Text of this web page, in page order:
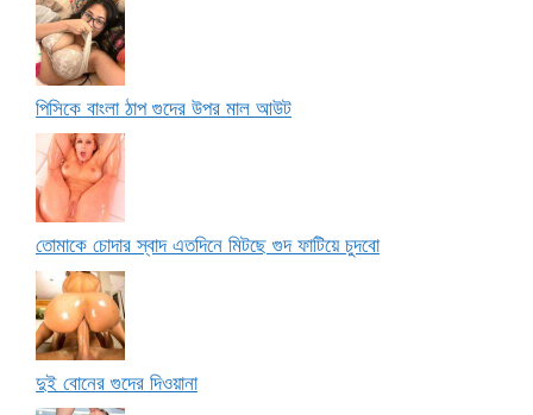
পিসিকে বাংলা ঠাপ গুদের উপর মাল আউট
তোমাকে চোদার স্বাদ এতদিনে মিটছে গুদ ফাটিয়ে চুদবো
দুই বোনের গুদের দিওয়ানা